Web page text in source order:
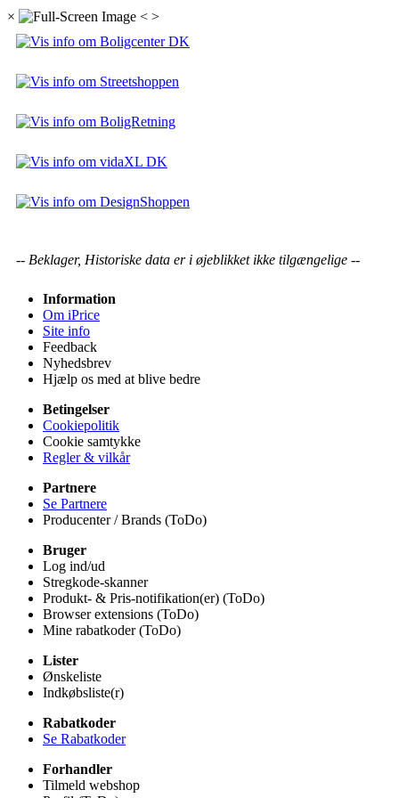
× < >
-- Beklager, Historiske data er i øjeblikket ikke tilgængelige --
Information
Om iPrice
Site info
Feedback
Nyhedsbrev
Hjælp os med at blive bedre
Betingelser
Cookiepolitik
Cookie samtykke
Regler & vilkår
Partnere
Se Partnere
Producenter / Brands (ToDo)
Bruger
Log ind/ud
Stregkode-skanner
Produkt- & Pris-notifikation(er) (ToDo)
Browser extensions (ToDo)
Mine rabatkoder (ToDo)
Lister
Ønskeliste
Indkøbsliste(r)
Rabatkoder
Se Rabatkoder
Forhandler
Tilmeld webshop